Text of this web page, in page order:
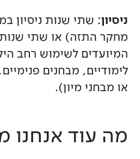
ניסיון: שתי שנות ניסיון
מחקר התזה) או שתי שנות
המיועדים לשימוש רחב
לימודיים, מבחנים
או מבחני מיון).
מה עוד אנחנו